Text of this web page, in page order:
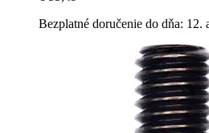
Bezplatné doručenie do dňa: 12.